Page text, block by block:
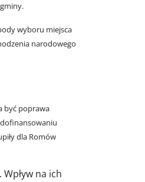
wyboru miejsca
narodowego
być poprawa
dla Romów
na ich